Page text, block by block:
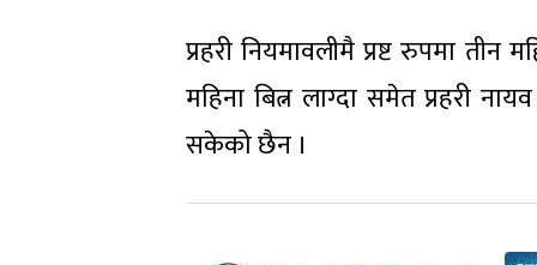
प्रहरी नियमावलीमै प्रष्ट रुपमा
महिना बित्न लाग्दा समेत प्रहरी
सकेको छैन ।